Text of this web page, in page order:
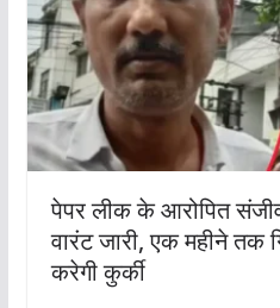
पेपर लीक के आरोपित
वारंट जारी, एक महीने तक
करेगी कुर्की